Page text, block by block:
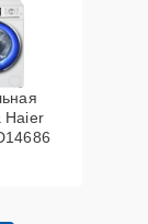
Haier